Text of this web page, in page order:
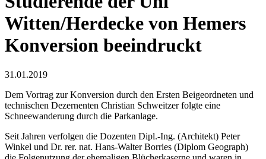
Witten/Herdecke von Hemers
Konversion beeindruckt
31.01.2019
Dem Vortrag zur Konversion durch den Ersten Beigeordneten und
technischen Dezernenten Christian Schweitzer folgte eine
Schneewanderung durch die Parkanlage.
Seit Jahren verfolgen die Dozenten Dipl.-Ing. (Architekt) Peter
Winkel und Dr. rer. nat. Hans-Walter Borries (Diplom Geograph)